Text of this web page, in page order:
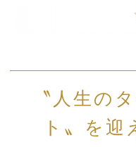
〝人生の
ト〟を迎